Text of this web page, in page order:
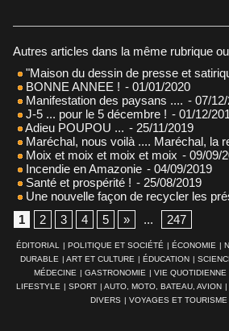
Autres articles dans la même rubrique
"Maison du dessin de presse et
BONNE ANNEE ! - 01/01/2020
Manifestation des paysans .... - 07/
J-5 ... pour le 5 décembre ! - 01/12/
Adieu POUPOU ... - 25/11/2019
Maréchal, nous voilà .... Maréchal, la
Moix et moix et moix et moix - 09/09/
Incendie en Amazonie - 04/09/2019
Santé et prospérité ! - 25/08/2019
Une nouvelle façon de recycler les
1
2 3 4 5 » ... 247
ÉDITORIAL | POLITIQUE ET SOCIÉTÉ | ÉCONOMIE |
DURABLE | ART ET CULTURE | ÉDUCATION |
MÉDECINE | GASTRONOMIE | VIE QUOTIDIENNE
LIFESTYLE | SPORT | AUTO, MOTO, BATEAU, AVION |
DIVERS | VOYAGES ET TOURISME